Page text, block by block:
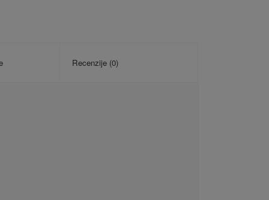
Recenzije (0)